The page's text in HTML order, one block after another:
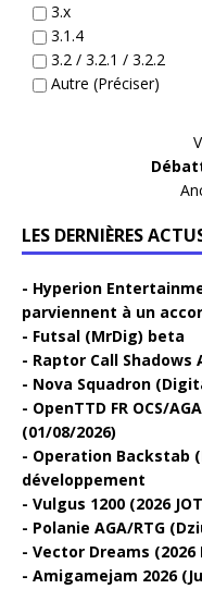
3.x
3.1.4
3.2 / 3.2.1 / 3.2.2
Autre (Préciser)
LES DERNIÈRES
Hyperion
parviennent à un
Futsal (MrDig) beta
Raptor Call Shadows
Nova Squadron
OpenTTD FR OCS/
(01/08/2026)
Operation Backstab
développement
Vulgus 1200 (2026
Polanie AGA/RTG
Vector Dreams
Amigamejam 2026